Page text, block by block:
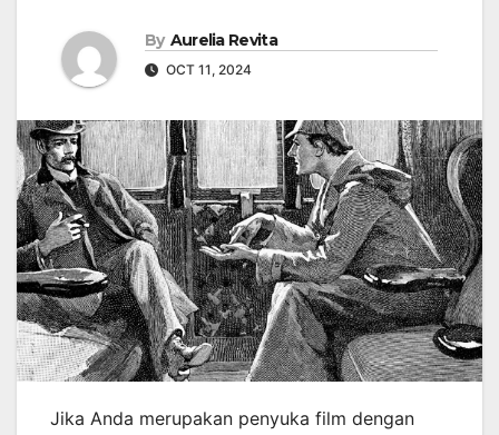
By Aurelia Revita
OCT 11, 2024
Jika Anda merupakan penyuka film dengan